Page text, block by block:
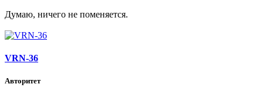
Думаю, ничего не поменяется.
VRN-36
Авторитет